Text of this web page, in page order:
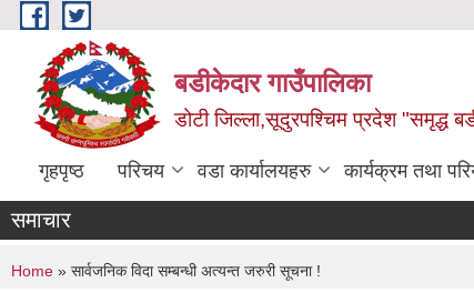
Skip to main content
बडीकेदार गाउँपालिका
डोटी जिल्ला,सूदुरपश्चिम प्रदेश "समृद्ध
गृहपृष्ठ परिचय वडा कार्यालयहरु कार्यक्रम तथा
समाचार
You are here
Home » सार्वजनिक विदा सम्बन्धी अत्यन्त जरुरी सूचना !